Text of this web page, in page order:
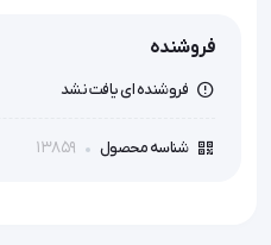
فروشنده
فروشنده ای یافت نشد
شناسه محصول 13859